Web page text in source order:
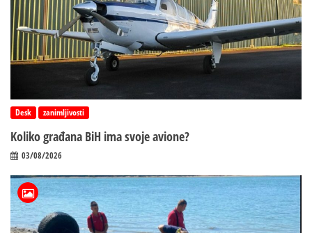
Desk zanimljivosti
Koliko građana BiH ima svoje avione?
03/08/2026